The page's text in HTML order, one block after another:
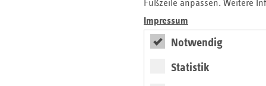
Fußzeile anpassen. Weitere
Impressum
Notwendig
Statistik
Informationen
Der vdek
Karriere
Die GKV